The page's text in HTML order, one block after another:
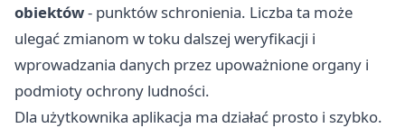
obiektów- punktów schronienia. Liczba ta może
ulegać zmianom w toku dalszej weryfikacji i
wprowadzania danych przez upoważnione organy i
podmioty ochrony ludności.
Dla użytkownika aplikacja ma działać prosto i szybko.